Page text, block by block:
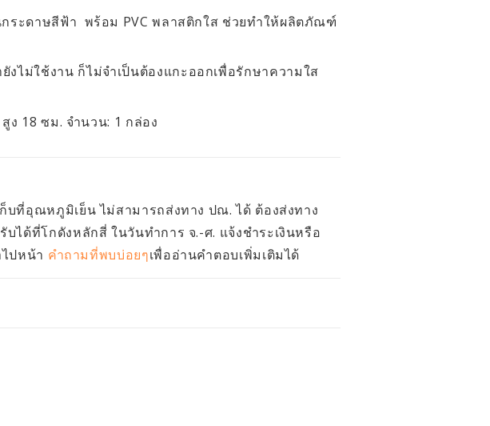
ระดาษสีฟ้า พร้อม PVC พลาสติกใส ช่วยทำให้ผลิตภัณฑ์
ไม่ใช้งาน ก็ไม่จำเป็นต้องแกะออกเพื่อรักษาความใส
ง 18 ซม. จำนวน: 1 กล่อง
ที่อุณหภูมิเย็น ไม่สามารถส่งทาง ปณ. ได้ ต้องส่งทาง
ได้ที่โกดังหลักสี่ ในวันทำการ จ.-ศ. แจ้งชำระเงินหรือ
ไปหน้า คำถามที่พบบ่อยๆเพื่ออ่านคำตอบเพิ่มเติมได้